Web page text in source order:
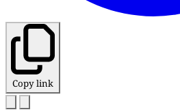
Copy link